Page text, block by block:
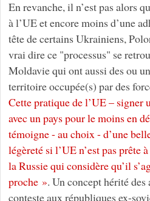
En revanche, il n’est pas alors
à l’UE et encore moins d’une
tête de certains Ukrainiens,
vrai dire ce "processus" se
Moldavie qui ont aussi des ou
territoire occupée(s) par des
Cette pratique de l’UE – signer
avec un pays pour le moins en
témoigne - au choix - d’une
légèreté si l’UE n’est pas prête
la Russie qui considère qu’il
proche ». Un concept hérité
conteste aux républiques ex-